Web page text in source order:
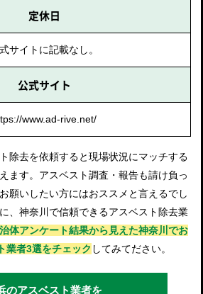
定休日
サイトに記載なし。
公式サイト
www.ad-rive.net/
除去を依頼すると現場状況にマッチする
ます。アスベスト調査・報告も請け負っ
願いしたい方にはおススメと言えるでし
、神奈川で信頼できるアスベスト除去業
体アンケート結果から見えた神奈川でお
業者3選をチェック してみてださい。
のアスベスト業者を